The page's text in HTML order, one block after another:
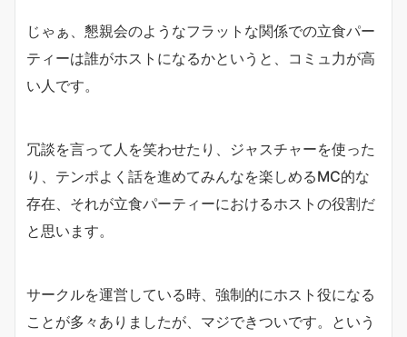
じゃぁ、懇親会のようなフラットな関係での立食パー
ティーは誰がホストになるかというと、コミュ力が高
い人です。
冗談を言って人を笑わせたり、ジャスチャーを使った
り、テンポよく話を進めてみんなを楽しめるMC的な
存在、それが立食パーティーにおけるホストの役割だ
と思います。
サークルを運営している時、強制的にホスト役になる
ことが多々ありましたが、マジできついです。という